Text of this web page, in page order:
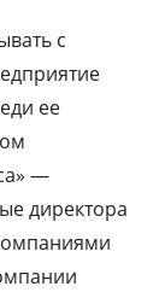
с
ее
—
директора